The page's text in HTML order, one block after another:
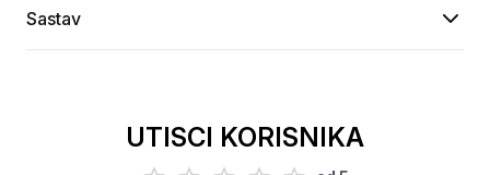
Sastav
UTISCI KORISNIKA